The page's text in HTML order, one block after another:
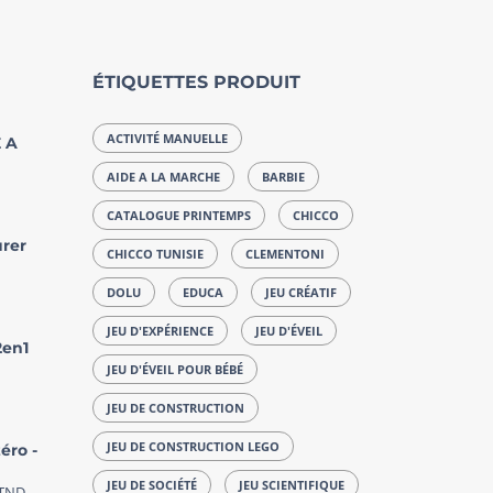
A
-
ÉTIQUETTES PRODUIT
ACTIVITÉ MANUELLE
AIDE A LA MARCHE BARBIE
CATALOGUE PRINTEMPS CHICCO
CHICCO TUNISIE CLEMENTONI
DOLU EDUCA JEU CRÉATIF
JEU D'EXPÉRIENCE JEU D'ÉVEIL
JEU D'ÉVEIL POUR BÉBÉ
JEU DE CONSTRUCTION
JEU DE CONSTRUCTION LEGO
JEU DE SOCIÉTÉ JEU SCIENTIFIQUE